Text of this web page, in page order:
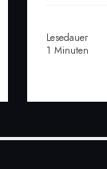
Lesedauer
1 Minuten